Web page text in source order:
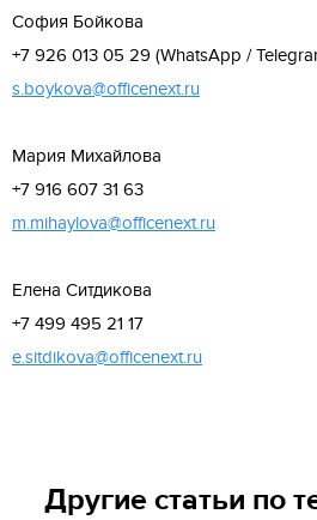
София Бойкова
+7 926 013 05 29 (WhatsApp /
s.boykova@officenext.ru
Мария Михайлова
+7 916 607 31 63
m.mihaylova@officenext.ru
Елена Ситдикова
+7 499 495 21 17
e.sitdikova@officenext.ru
Другие статьи по